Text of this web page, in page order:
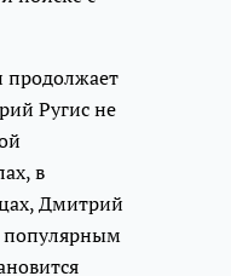
продолжает
Ругис не
в
Дмитрий
популярным